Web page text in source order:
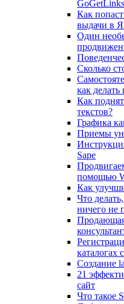
GoGetLinks
Как
выдачи в
Один
Сколько
как делать
Как
текстов?
Графика
Приемы
Sape
помощью
Как
Что
ничего не
каталогах
Cоздание
21
сайт
Что такое